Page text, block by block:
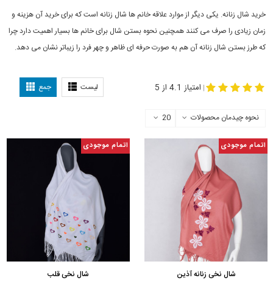
خرید شال زنانه. یکی دیگر از موارد علاقه خانم ها شال زنانه است که برای خرید آن هزینه و
زمان زیادی را صرف می کنند همچنین نحوه بستن شال برای خانم ها بسیار اهمیت دارد چرا
که طرز بستن شال زنانه آن هم به صورت حرفه ای ظاهر و چهر فرد را زیباتر نشان می دهد.
لیست جمع | امتیاز 4.1 از 5
نحوه چیدمان محصولات 20
اتمام موجودی
شال نخی زنانه آذین
اتمام موجودی
شال نخی قلب